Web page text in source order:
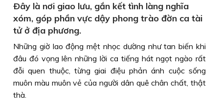
Ðây là nơi giao lưu, gắn kết tình làng nghĩa
xóm, góp phần vực dậy phong trào đờn ca tài
tử ở địa phương.
Những giờ lao động mệt nhọc dường như tan biến khi
đâu đó vọng lên những lời ca tiếng hát ngọt ngào rất
đỗi quen thuộc, từng giai điệu phản ánh cuộc sống
muôn màu muôn vẻ của người dân quê chân chất, thật
thà.